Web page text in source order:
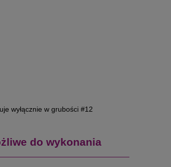
wyłącznie w grubości #12
do wykonania